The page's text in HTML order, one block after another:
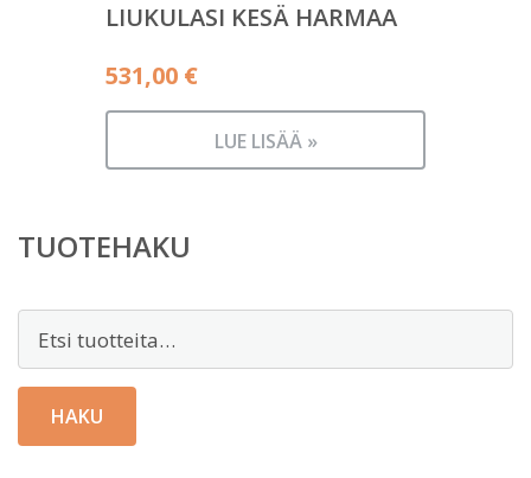
LIUKULASI KESÄ HARMAA
531,00 €
LUE LISÄÄ »
TUOTEHAKU
HAKU